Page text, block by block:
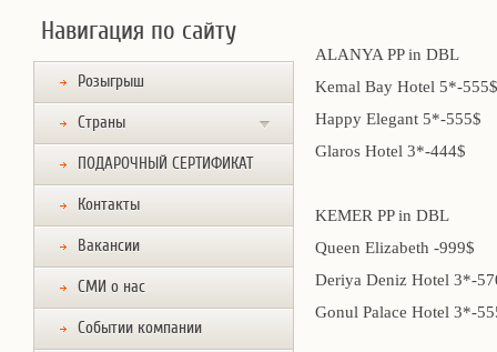
Навигация по сайту
Розыгрыш
Страны
ПОДАРОЧНЫЙ СЕРТИФИКАТ
Контакты
Вакансии
СМИ о нас
Событии компании
ALANYA PP in DBL
Kemal Bay Hotel 5*-555$
Happy Elegant 5*-555$
Glaros Hotel 3*-444$
KEMER PP in DBL
Queen Elizabeth -999$
Deriya Deniz Hotel 3*-
Gonul Palace Hotel 3*-